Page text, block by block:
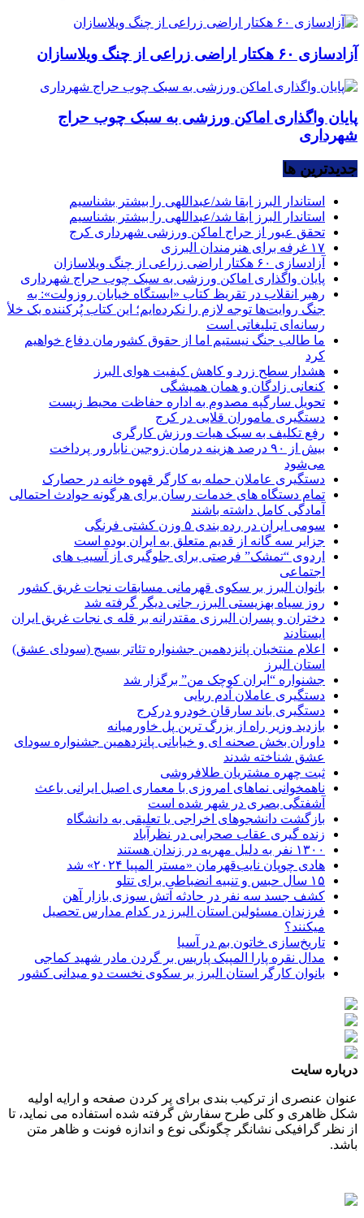
آزادسازی ۶۰ هکتار اراضی زراعی از چنگ ویلاسازان
پایان واگذاری اماکن ورزشی به سبک چوب حراج
شهرداری
جديدترين ها
استاندار البرز ابقا شد/عبداللهی را بیشتر بشناسیم
استاندار البرز ابقا شد/عبداللهی را بیشتر بشناسیم
تحقق عبور از حراج اماکن ورزشی شهرداری کرج
۱۷ غرفه برای هنرمندان البرزی
آزادسازی ۶۰ هکتار اراضی زراعی از چنگ ویلاسازان
پایان واگذاری اماکن ورزشی به سبک چوب حراج شهرداری
رهبر انقلاب در تقریظ کتاب «ایستگاه خیابان روزولت»: به
جنگ روایت‌ها توجه لازم را نکرده‌ایم؛ این کتاب پُرکننده‌ یک خلأ
رسانه‌ای تبلیغاتی است
ما طالب جنگ نیستیم اما از حقوق کشورمان دفاع خواهیم
کرد
هشدار سطح زرد و کاهش کیفیت هوای البرز
کنعانی زادگان و همان همیشگی
تحویل سارگپه مصدوم به اداره حفاظت محیط زیست
دستگیری ماموران قلابی در کرج
رفع تکلیف به سبک هیات ورزش کارگری
بیش از ۹۰ درصد هزینه درمان زوجین نابارور پرداخت
می‌شود
دستگیری عاملان حمله به کارگر قهوه خانه در حصارک
تمام دستگاه های خدمات رسان برای هرگونه حوادث احتمالی
آمادگی کامل داشته باشند
سومی ایران در رده بندی ۵ وزن کشتی فرنگی
جزایر سه گانه از قدیم متعلق به ایران بوده است
اردوی “تمشک” فرصتی برای جلوگیری از آسیب های
اجتماعی
بانوان البرز بر سکوی قهرمانی مسابقات نجات غریق کشور
روز سیاه بهزیستی البرز، جانی دیگر گرفته شد
دختران و پسران البرزی مقتدرانه بر قله ی نجات غریق ایران
ایستادند
اعلام منتخبان پانزدهمین جشنواره تئاتر بسیج (سودای عشق)
استان البرز
جشنواره “ایران کوچک من” برگزار شد
دستگیری عاملان آدم ربایی
دستگیری باند سارقان خودرو درکرج
بازدید وزیر راه از بزرگ ترین پل خاورمیانه
داوران بخش صحنه ای و خیابانی پانزدهمین جشنواره سودای
عشق شناخته شدند
ثبت چهره مشتریان طلافروشی
ناهمخوانی نماهای امروزی با معماری اصیل ایرانی باعث
آشفتگی بصری در شهر شده است
بازگشت دانشجوهای اخراجی یا تعلیقی به دانشگاه
زنده گیری عقاب صحرایی در نظرآباد
۱۳۰۰ نفر به دلیل مهریه در زندان هستند
هادی چوپان نایب‌قهرمان «مستر المپیا ۲۰۲۴» شد
۱۵ سال حبس و تنبیه انضباطی برای تتلو
کشف جسد سه نفر در حادثه آتش سوزی بازار آهن
فرزندان مسئولین استان البرز در کدام مدارس تحصیل
میکنند؟
‌تاریخ‌سازی خاتون بم در آسیا
مدال نقره پارا المپیک پاریس بر گردن مادر شهید کماجی
بانوان کارگر استان البرز بر سکوی نخست دو میدانی کشور
درباره سایت
عنوان عنصری از ترکیب بندی برای پر کردن صفحه و ارایه اولیه
شکل ظاهری و کلی طرح سفارش گرفته شده استفاده می نماید، تا
از نظر گرافیکی نشانگر چگونگی نوع و اندازه فونت و ظاهر متن
باشد.